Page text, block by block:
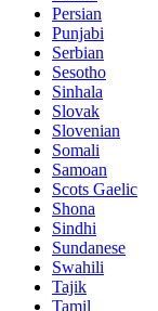
Persian
Punjabi
Serbian
Sesotho
Sinhala
Slovak
Slovenian
Somali
Samoan
Scots Gaelic
Shona
Sindhi
Sundanese
Swahili
Tajik
Tamil